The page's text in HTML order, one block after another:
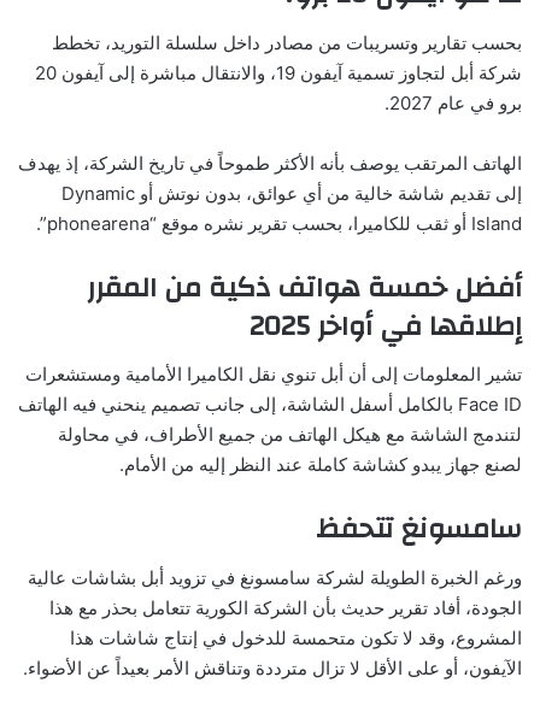
بحسب تقارير وتسريبات من مصادر داخل سلسلة التوريد، تخطط
شركة أبل لتجاوز تسمية آيفون 19، والانتقال مباشرة إلى آيفون 20
برو في عام 2027.
الهاتف المرتقب يوصف بأنه الأكثر طموحاً في تاريخ الشركة، إذ يهدف
إلى تقديم شاشة خالية من أي عوائق، بدون نوتش أو Dynamic
Island أو ثقب للكاميرا، بحسب تقرير نشره موقع “phonearena”.
أفضل خمسة هواتف ذكية من المقرر
إطلاقها في أواخر 2025
تشير المعلومات إلى أن أبل تنوي نقل الكاميرا الأمامية ومستشعرات
Face ID بالكامل أسفل الشاشة، إلى جانب تصميم ينحني فيه الهاتف
لتندمج الشاشة مع هيكل الهاتف من جميع الأطراف، في محاولة
لصنع جهاز يبدو كشاشة كاملة عند النظر إليه من الأمام.
سامسونغ تتحفظ
ورغم الخبرة الطويلة لشركة سامسونغ في تزويد أبل بشاشات عالية
الجودة، أفاد تقرير حديث بأن الشركة الكورية تتعامل بحذر مع هذا
المشروع، وقد لا تكون متحمسة للدخول في إنتاج شاشات هذا
الآيفون، أو على الأقل لا تزال مترددة وتناقش الأمر بعيداً عن الأضواء.